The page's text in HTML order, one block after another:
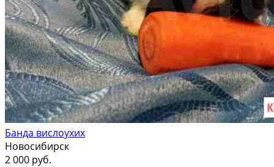
Банда вислоухих
Новосибирск
2 000 руб.